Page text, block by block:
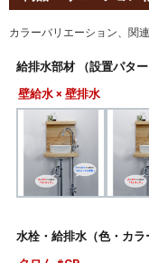
カラーバリエーション、関
給排水部材 （設置パタ
壁給水 × 壁排水
水栓・給排水（色・カラ